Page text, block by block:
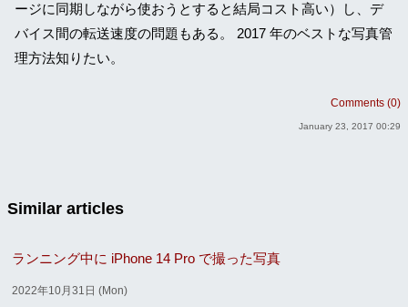
ージに同期しながら使おうとすると結局コスト高い）し、デ
バイス間の転送速度の問題もある。 2017 年のベストな写真管
理方法知りたい。
Comments (0)
January 23, 2017 00:29
Similar articles
ランニング中に iPhone 14 Pro で撮った写真
2022年10月31日 (Mon)